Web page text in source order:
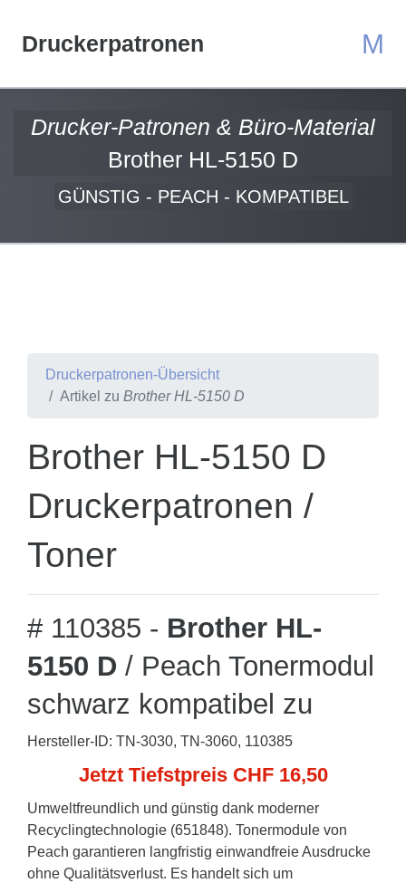
Druckerpatronen M
Drucker-Patronen & Büro-Material
Brother HL-5150 D
GÜNSTIG - PEACH - KOMPATIBEL
Druckerpatronen-Übersicht
Artikel zu Brother HL-5150 D
Brother HL-5150 D
Druckerpatronen /
Toner
# 110385 - Brother HL-
5150 D / Peach Tonermodul
schwarz kompatibel zu
Hersteller-ID: TN-3030, TN-3060, 110385
Jetzt Tiefstpreis CHF 16,50
Umweltfreundlich und günstig dank moderner
Recyclingtechnologie (651848). Tonermodule von
Peach garantieren langfristig einwandfreie Ausdrucke
ohne Qualitätsverlust. Es handelt sich um